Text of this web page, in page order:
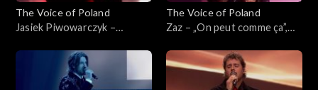
The Voice of Poland
Jasiek Piwowarczyk –
Poland”, Finał, 29 listopada
The Voice of Poland
Zaz – „On peut comme ça”,
29 listopada 2025